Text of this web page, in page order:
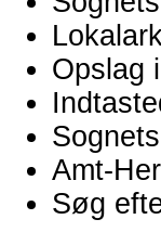
Opslag
Amt-
Søg